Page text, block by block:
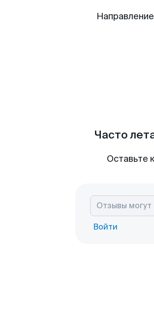
Часто
Оставьте
Войти